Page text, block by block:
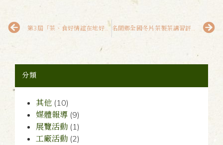
第3屆「茶、食好情誼在地好伴手」 名間鄉全國冬片茶製茶講習評鑑
分類
其他 (10)
媒體報導 (9)
展覽活動 (1)
工廠活動 (2)